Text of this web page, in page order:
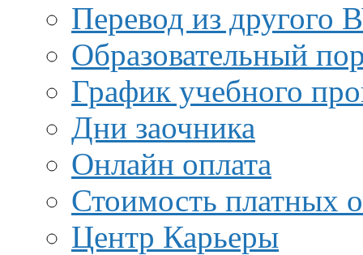
Перевод из другого
Образовательный
График учебного
Дни заочника
Онлайн оплата
Стоимость платных
Центр Карьеры